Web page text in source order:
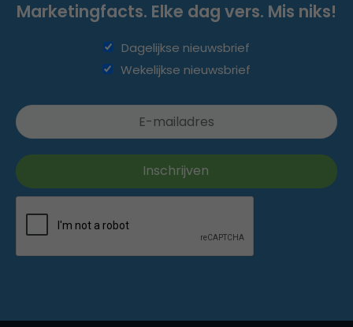
Marketingfacts. Elke dag vers. Mis niks!
Dagelijkse nieuwsbrief
Wekelijkse nieuwsbrief